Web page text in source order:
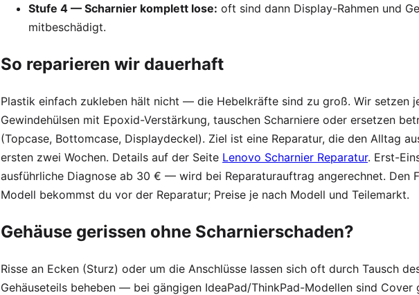
Stufe 4 — Scharnier komplett lose: oft sind dann Display-Rahmen und
mitbeschädigt.
So reparieren wir dauerhaft
Plastik einfach zukleben hält nicht — die Hebelkräfte sind zu groß. Wir setzen
Gewindehülsen mit Epoxid-Verstärkung, tauschen Scharniere oder ersetzen
(Topcase, Bottomcase, Displaydeckel). Ziel ist eine Reparatur, die den Alltag
ersten zwei Wochen. Details auf der Seite Lenovo Scharnier Reparatur. Erst-
ausführliche Diagnose ab 30 € — wird bei Reparaturauftrag angerechnet. Den
Modell bekommst du vor der Reparatur; Preise je nach Modell und Teilemarkt.
Gehäuse gerissen ohne Scharnierschaden?
Risse an Ecken (Sturz) oder um die Anschlüsse lassen sich oft durch Tausch
Gehäuseteils beheben — bei gängigen IdeaPad/ThinkPad-Modellen sind Cover